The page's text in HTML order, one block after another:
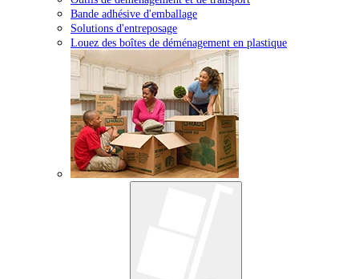
Bande adhésive d'emballage
Solutions d'entreposage
Louez des boîtes de déménagement en plastique